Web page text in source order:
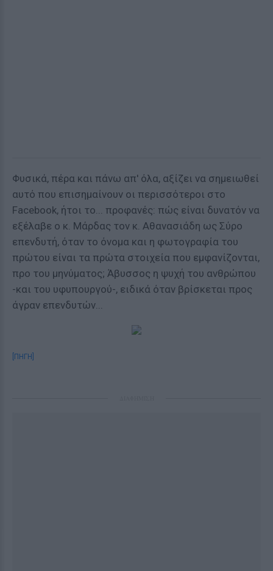
Φυσικά, πέρα και πάνω απ' όλα, αξίζει να σημειωθεί
αυτό που επισημαίνουν οι περισσότεροι στο
Facebook, ήτοι το... προφανές: πώς είναι δυνατόν να
εξέλαβε ο κ. Μάρδας τον κ. Αθανασιάδη ως Σύρο
επενδυτή, όταν το όνομα και η φωτογραφία του
πρώτου είναι τα πρώτα στοιχεία που εμφανίζονται,
προ του μηνύματος; Άβυσσος η ψυχή του ανθρώπου
-και του υφυπουργού-, ειδικά όταν βρίσκεται προς
άγραν επενδυτών...
[ΠΗΓΗ]